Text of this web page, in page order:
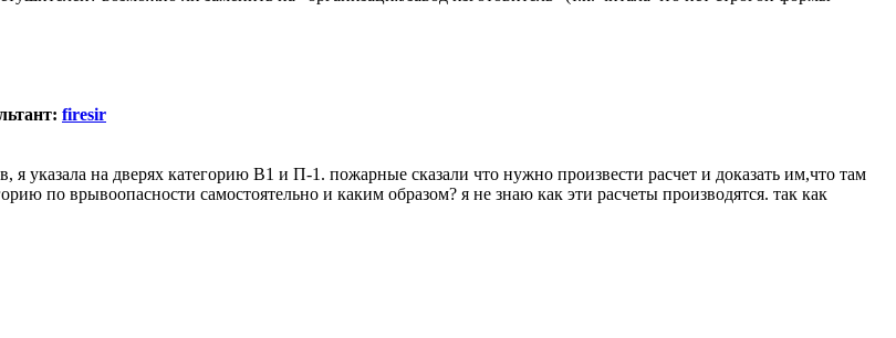
firesir
я указала на дверях категорию В1 и П-1. пожарные сказали что нужно произвести расчет и доказать им,что там
по врывоопасности самостоятельно и каким образом? я не знаю как эти расчеты производятся. так как